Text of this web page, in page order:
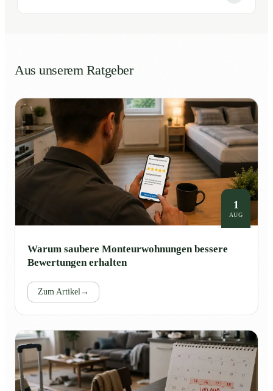
Aus unserem Ratgeber
1
AUG
Warum saubere Monteurwohnungen bessere
Bewertungen erhalten
Zum Artikel→